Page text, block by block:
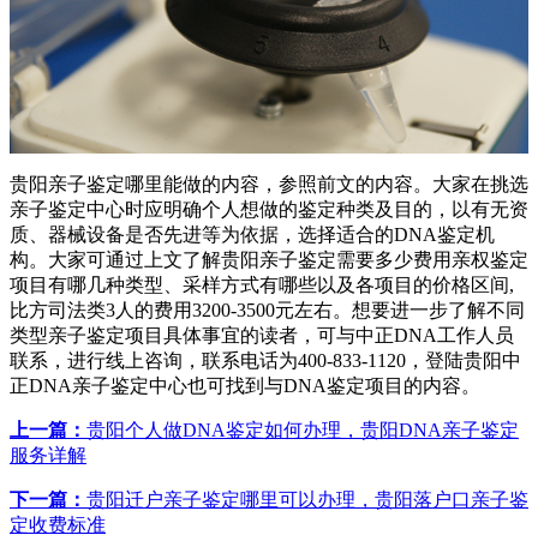
贵阳亲子鉴定哪里能做的内容，参照前文的内容。大家在挑选
亲子鉴定中心时应明确个人想做的鉴定种类及目的，以有无资
质、器械设备是否先进等为依据，选择适合的DNA鉴定机
构。大家可通过上文了解贵阳亲子鉴定需要多少费用亲权鉴定
项目有哪几种类型、采样方式有哪些以及各项目的价格区间,
比方司法类3人的费用3200-3500元左右。想要进一步了解不同
类型亲子鉴定项目具体事宜的读者，可与中正DNA工作人员
联系，进行线上咨询，联系电话为400-833-1120，登陆贵阳中
正DNA亲子鉴定中心也可找到与DNA鉴定项目的内容。
上一篇： 贵阳个人做DNA鉴定如何办理，贵阳DNA亲子鉴定
服务详解
下一篇： 贵阳迁户亲子鉴定哪里可以办理，贵阳落户口亲子鉴
定收费标准